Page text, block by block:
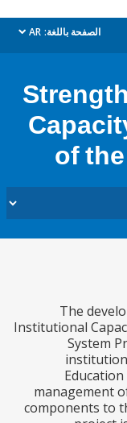
باللغة: AR
dropdown
of
The
Institutional